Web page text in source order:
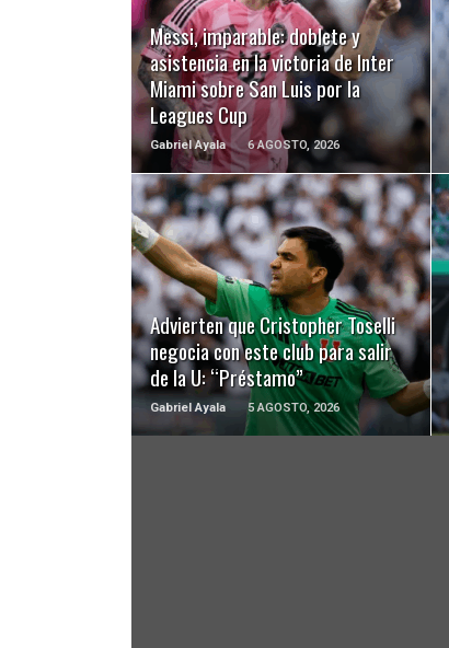
Messi, imparable: doblete y
asistencia en la victoria de Inter
Miami sobre San Luis por la
Leagues Cup
Gabriel Ayala 6 AGOSTO, 2026
LEER MÁS
Advierten que Cristopher Toselli
negocia con este club para salir
de la U: “Préstamo”
Gabriel Ayala 5 AGOSTO, 2026
LEER MÁS